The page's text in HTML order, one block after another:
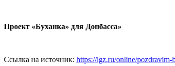
Проект «Буханка» для Донбасса»
Ссылка на источник: https://lgz.ru/online/pozdravim-